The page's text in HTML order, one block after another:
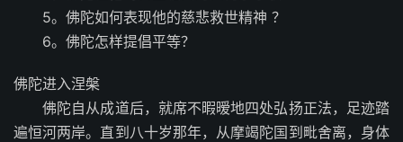
5。佛陀如何表现他的慈悲救世精神 ？
6。佛陀怎样提倡平等？
佛陀进入涅槃
佛陀自从成道后，就席不暇暧地四处弘扬正法，足迹踏
遍恒河两岸。直到八十岁那年，从摩竭陀国到毗舍离，身体